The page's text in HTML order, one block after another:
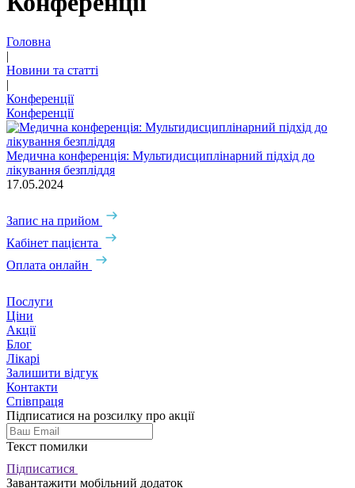
Головна
|
Новини та статті
|
Конференції
Конференції
Медична конференція: Мультидисциплінарний підхід до
лікування безпліддя
17.05.2024
Запис на прийом
Кабінет пацієнта
Оплата онлайн
Послуги
Ціни
Акції
Блог
Лікарі
Залишити відгук
Контакти
Співпраця
Підписатися на розсилку про акції
Текст помилки
Підписатися
Завантажити мобільний додаток